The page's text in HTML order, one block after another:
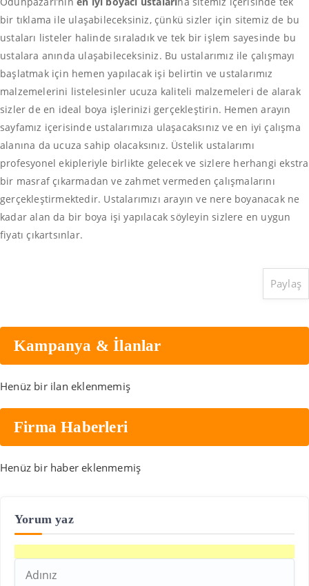
bir tıklama ile ulaşabileceksiniz, çünkü sizler için sitemiz de bu
ustaları listeler halinde sıraladık ve tek bir işlem sayesinde bu
ustalara anında ulaşabileceksiniz. Bu ustalarımız ile çalışmayı
başlatmak için hemen yapılacak işi belirtin ve ustalarımız
malzemelerini listelesinler ucuza kaliteli malzemeleri de alarak
sizler de en ideal boya işlerinizi gerçekleştirin. Hemen arayın
sayfamız içerisinde ustalarımıza ulaşacaksınız ve en iyi çalışma
alanına da ucuza sahip olacaksınız. Üstelik ustalarımı
profesyonel ekipleriyle birlikte gelecek ve sizlere herhangi ekstra
bir masraf çıkarmadan ve zahmet vermeden çalışmalarını
gerçekleştirmektedir. Ustalarımızı arayın ve nere boyanacak ne
kadar alan da bir boya işi yapılacak söyleyin sizlere en uygun
fiyatı çıkartsınlar.
Paylaş
Kampanya & İlanlar
Henüz bir ilan eklenmemiş
Firma Haberleri
Henüz bir haber eklenmemiş
Yorum yaz